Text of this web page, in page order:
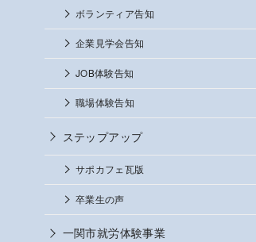
ボランティア告知
企業見学会告知
JOB体験告知
職場体験告知
ステップアップ
サポカフェ瓦版
卒業生の声
一関市就労体験事業